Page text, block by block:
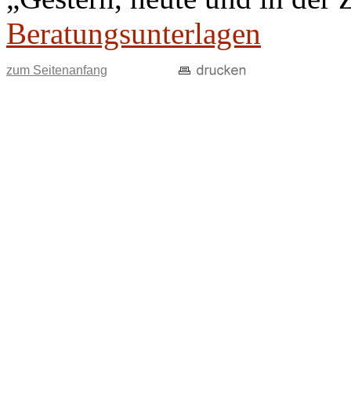
Beratungsunterlagen
zum Seitenanfang